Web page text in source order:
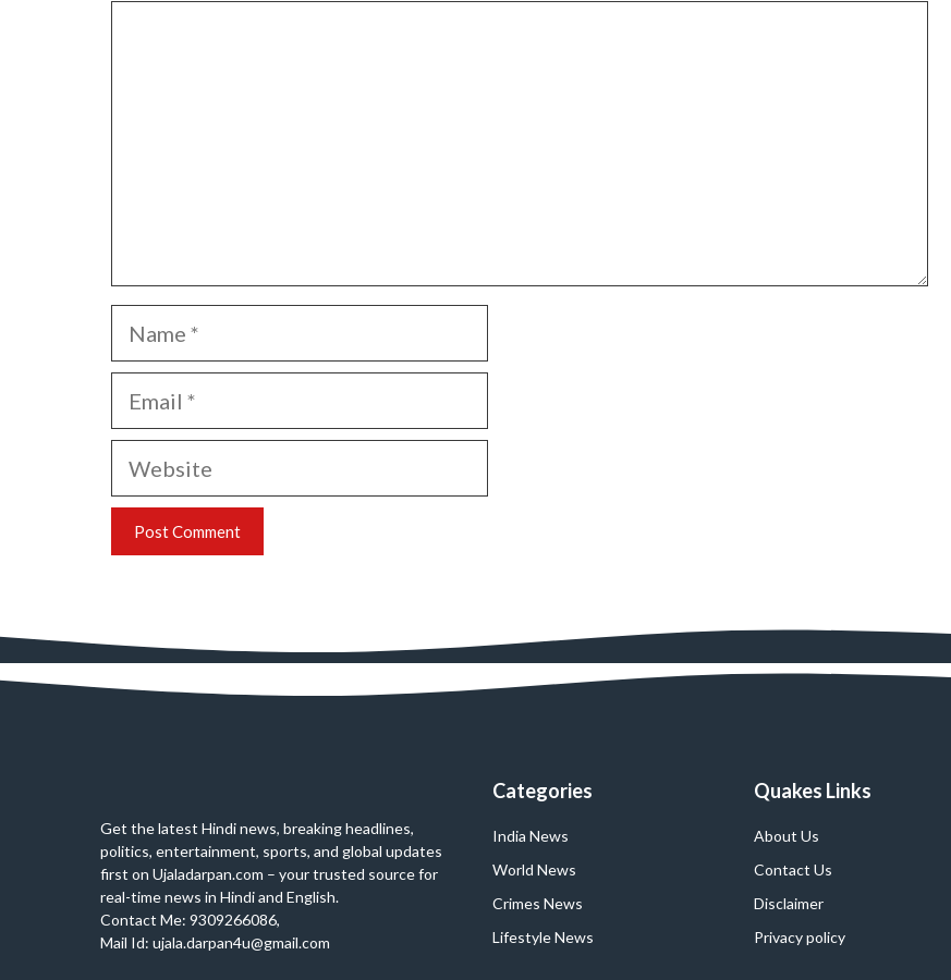
Name
Email
Website
Get the latest Hindi news, breaking headlines,
politics, entertainment, sports, and global updates
first on Ujaladarpan.com – your trusted source for
real-time news in Hindi and English.
Contact Me: 9309266086,
Mail Id: ujala.darpan4u@gmail.com
Categories
India News
World News
Crimes News
Lifestyle News
Quakes Links
About Us
Contact Us
Disclaimer
Privacy policy